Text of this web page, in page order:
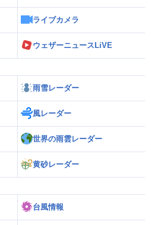
ライブカメラ
ウェザーニュースLiVE
雨雪レーダー
風レーダー
世界の雨雲レーダー
黄砂レーダー
台風情報